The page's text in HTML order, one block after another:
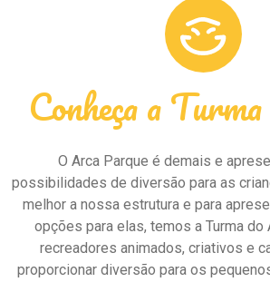
Conheça a
O Arca Parque é demais e
possibilidades de diversão para as
melhor a nossa estrutura e para
opções para elas, temos a Turma do
recreadores animados, criativos e
proporcionar diversão para os